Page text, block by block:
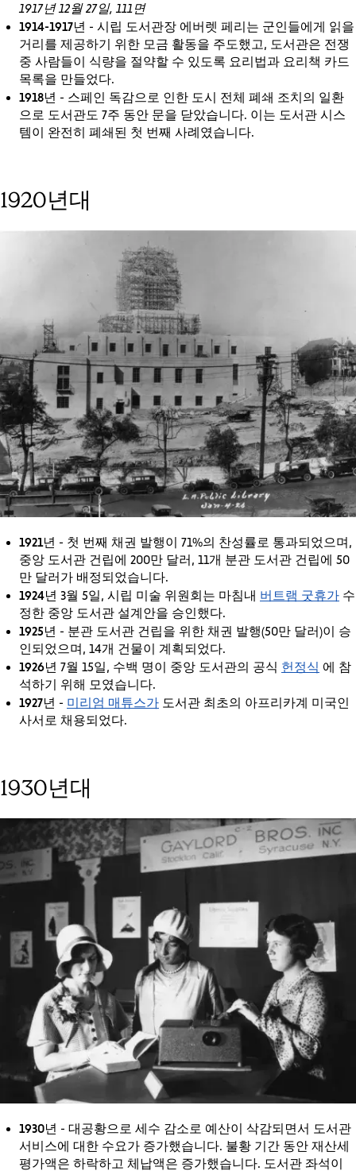
1917년 12월 27일, 111면
1914-1917년 - 시립 도서관장 에버렛 페리는 군인들에게 읽을
거리를 제공하기 위한 모금 활동을 주도했고, 도서관은 전쟁
중 사람들이 식량을 절약할 수 있도록 요리법과 요리책 카드
목록을 만들었다.
1918년 - 스페인 독감으로 인한 도시 전체 폐쇄 조치의 일환
으로 도서관도 7주 동안 문을 닫았습니다. 이는 도서관 시스
템이 완전히 폐쇄된 첫 번째 사례였습니다.
1920년대
1921년 - 첫 번째 채권 발행이 71%의 찬성률로 통과되었으며,
중앙 도서관 건립에 200만 달러, 11개 분관 도서관 건립에 50
만 달러가 배정되었습니다.
1924년 3월 5일, 시립 미술 위원회는 마침내 버트램 굿휴가 수
정한 중앙 도서관 설계안을 승인했다.
1925년 - 분관 도서관 건립을 위한 채권 발행(50만 달러)이 승
인되었으며, 14개 건물이 계획되었다.
1926년 7월 15일, 수백 명이 중앙 도서관의 공식 헌정식 에 참
석하기 위해 모였습니다.
1927년 - 미리엄 매튜스가 도서관 최초의 아프리카계 미국인
사서로 채용되었다.
1930년대
1930년 - 대공황으로 세수 감소로 예산이 삭감되면서 도서관
서비스에 대한 수요가 증가했습니다. 불황 기간 동안 재산세
평가액은 하락하고 체납액은 증가했습니다. 도서관 좌석이